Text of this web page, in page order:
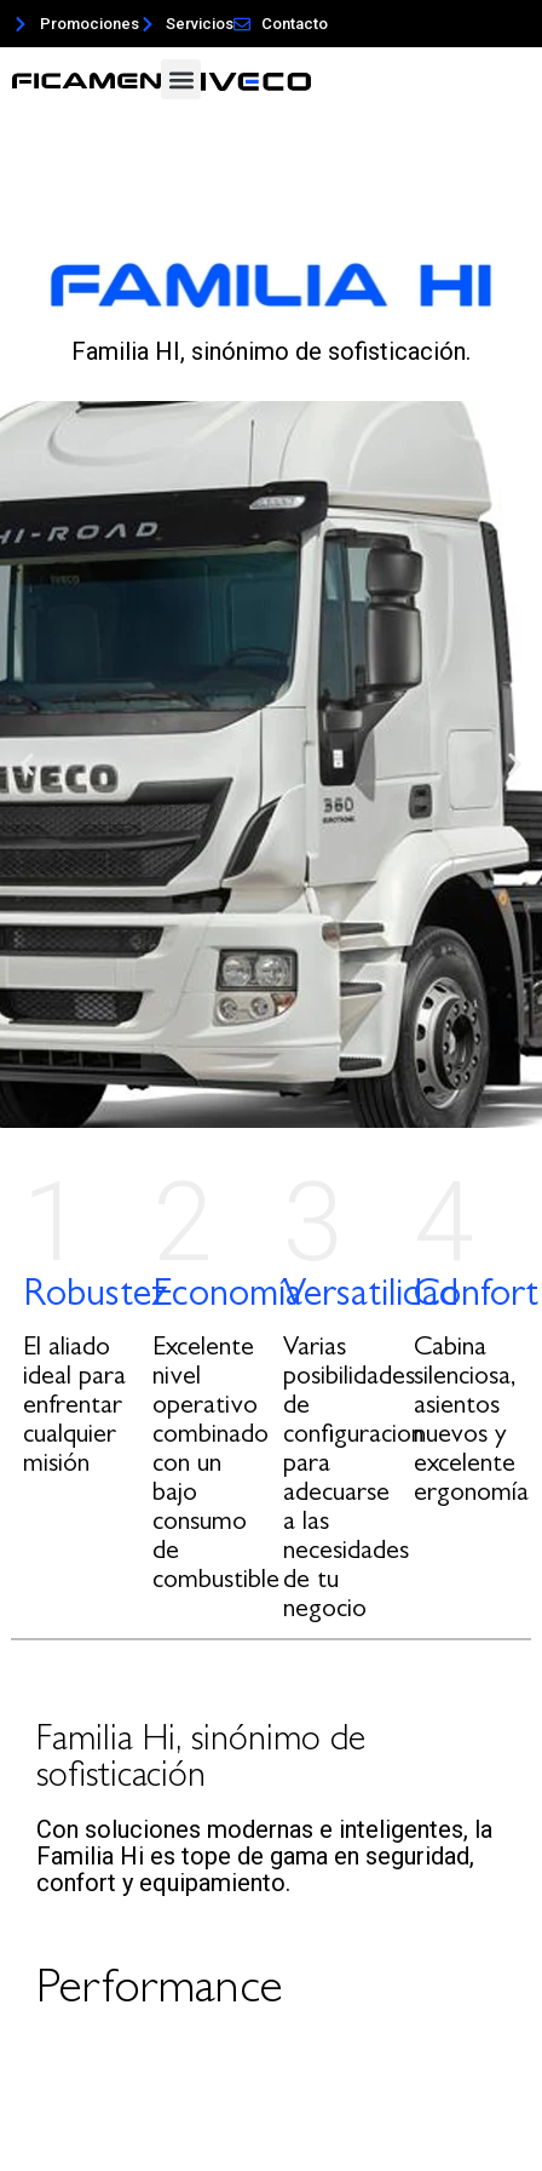
Promociones Servicios Contacto
Familia HI, sinónimo de sofisticación.
Robustez
El aliado
ideal para
enfrentar
cualquier
misión
Economía
Excelente
nivel
operativo
combinado
con un
bajo
consumo
de
combustible
Versatilidad
Varias
posibilidades
de
configuracion
para
adecuarse
a las
necesidades
de tu
negocio
Confort
Cabina
silenciosa,
asientos
nuevos y
excelente
ergonomía
Familia Hi, sinónimo de
sofisticación
Con soluciones modernas e inteligentes, la
Familia Hi es tope de gama en seguridad,
confort y equipamiento.
Performance